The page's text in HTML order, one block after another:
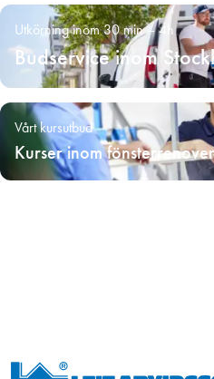
Utkörning inom 30 min – 4h
Budservice inom
Vårt kursutbud
Kurser inom